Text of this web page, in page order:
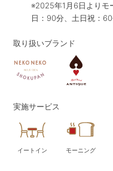
RECRUIT
ALL HEARTS MALL
※2025年1月6日よりモ
日：90分、土日祝：60
取り扱いブランド
実施サービス
イートイン モーニング